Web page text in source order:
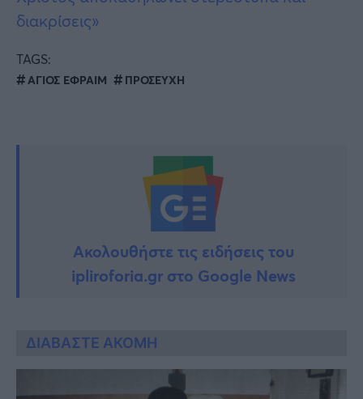
διακρίσεις»
TAGS:
ΑΓΙΟΣ ΕΦΡΑΙΜ ΠΡΟΣΕΥΧΗ
Ακολουθήστε τις ειδήσεις του
ipliroforia.gr στο Google News
ΔΙΑΒΑΣΤΕ ΑΚΟΜΗ